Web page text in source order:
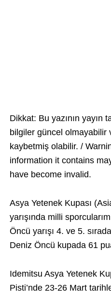
Dikkat: Bu yazının yayın
bilgiler güncel olmayabilir
kaybetmiş olabilir. /
information it contains
have become invalid.
Asya Yetenek Kupası
yarışında milli
Öncü yarışı 4. ve 5.
Deniz Öncü kupada 61
Idemitsu Asya Yetenek
Pisti’nde 23-26 Mart